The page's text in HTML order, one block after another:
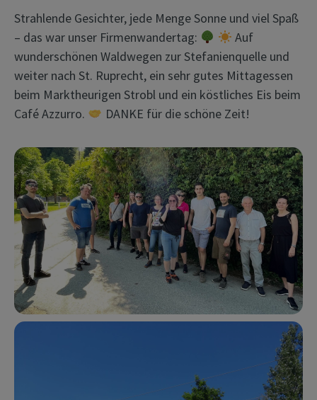
Strahlende Gesichter, jede Menge Sonne und viel Spaß
– das war unser Firmenwandertag:
Auf
wunderschönen Waldwegen zur Stefanienquelle und
weiter nach St. Ruprecht, ein sehr gutes Mittagessen
beim Marktheurigen Strobl und ein köstliches Eis beim
Café Azzurro.
DANKE für die schöne Zeit!